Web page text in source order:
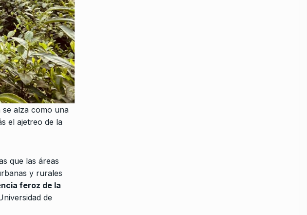
alza como una
el ajetreo de la
que las áreas
y rurales
feroz de la
de